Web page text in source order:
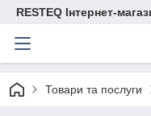
RESTEQ Інтернет-
Товари та послуги